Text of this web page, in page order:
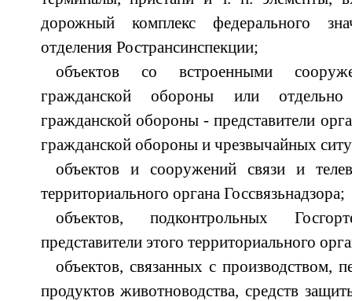
дорожный комплекс федерального
отделения Ространсинспекции;
объектов со встроенными
гражданской обороны или
гражданской обороны - представители
гражданской обороны и чрезвычайных
объектов и сооружений связи и
территориального органа Госсвязьнадзора;
объектов, подконтрольных
представители этого территориального
объектов, связанных с производством,
продуктов животноводства, средств